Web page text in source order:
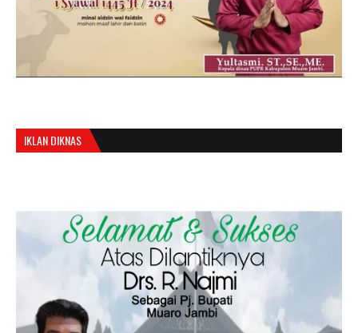
IKLAN DIKNAS